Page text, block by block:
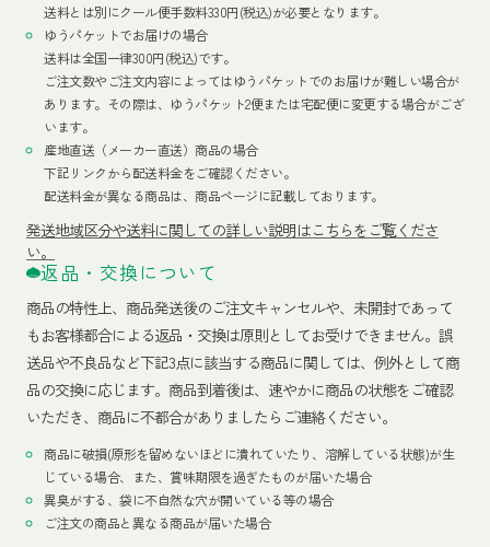
送料とは別にクール便手数料330円(税込)が必要となります。
ゆうパケットでお届けの場合
送料は全国一律300円(税込)です。
ご注文数やご注文内容によってはゆうパケットでのお届けが難しい場合が
あります。その際は、ゆうパケット2便または宅配便に変更する場合がござ
います。
産地直送（メーカー直送）商品の場合
下記リンクから配送料金をご確認ください。
配送料金が異なる商品は、商品ページに記載しております。
発送地域区分や送料に関しての詳しい説明はこちらをご覧くださ
い。
返品・交換について
商品の特性上、商品発送後のご注文キャンセルや、未開封であって
もお客様都合による返品・交換は原則としてお受けできません。誤
送品や不良品など下記3点に該当する商品に関しては、例外として商
品の交換に応じます。商品到着後は、速やかに商品の状態をご確認
いただき、商品に不都合がありましたらご連絡ください。
商品に破損(原形を留めないほどに潰れていたり、溶解している状態)が生
じている場合、また、賞味期限を過ぎたものが届いた場合
異臭がする、袋に不自然な穴が開いている等の場合
ご注文の商品と異なる商品が届いた場合